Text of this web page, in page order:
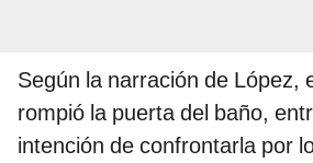
Según la narración de López,
rompió la puerta del baño,
intención de confrontarla por